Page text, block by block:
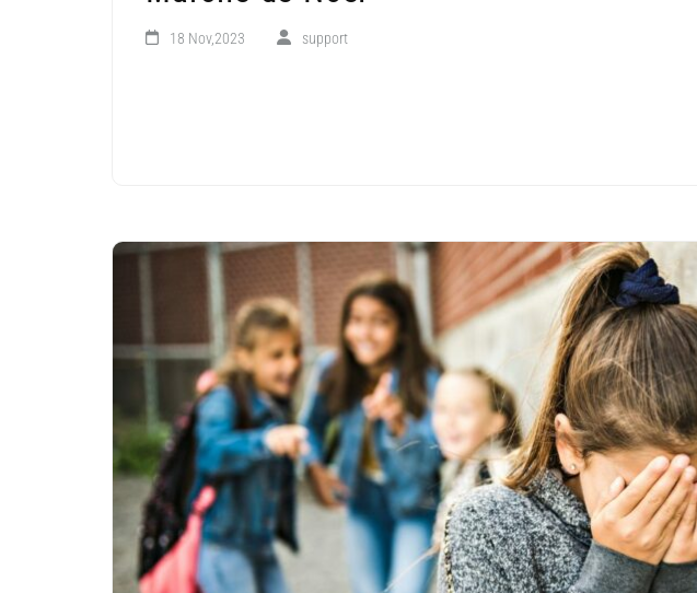
18 Nov,2023 support